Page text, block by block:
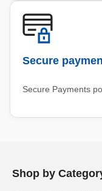
Secure
Secure Payments
Shop by